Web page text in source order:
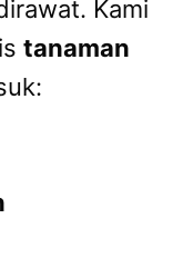
Kami
tanaman